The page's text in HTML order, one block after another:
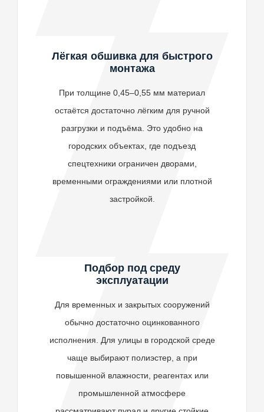
Лёгкая обшивка для быстрого
монтажа
При толщине 0,45–0,55 мм материал
остаётся достаточно лёгким для ручной
разгрузки и подъёма. Это удобно на
городских объектах, где подъезд
спецтехники ограничен дворами,
временными ограждениями или плотной
застройкой.
Подбор под среду
эксплуатации
Для временных и закрытых сооружений
обычно достаточно оцинкованного
исполнения. Для улицы в городской среде
чаще выбирают полиэстер, а при
повышенной влажности, реагентах или
промышленной атмосфере